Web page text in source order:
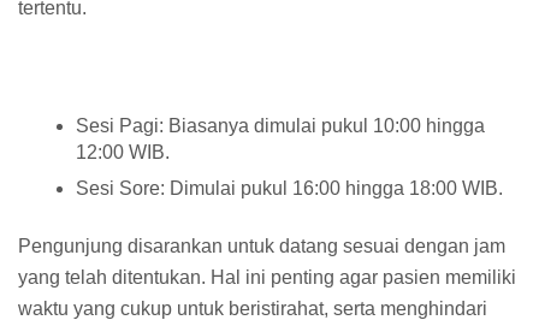
tertentu.
Sesi Pagi: Biasanya dimulai pukul 10:00 hingga
12:00 WIB.
Sesi Sore: Dimulai pukul 16:00 hingga 18:00 WIB.
Pengunjung disarankan untuk datang sesuai dengan jam
yang telah ditentukan. Hal ini penting agar pasien memiliki
waktu yang cukup untuk beristirahat, serta menghindari